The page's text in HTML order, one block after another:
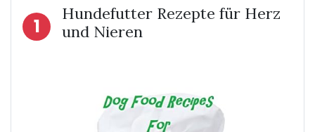
1
Hundefutter Rezepte für Herz
und Nieren